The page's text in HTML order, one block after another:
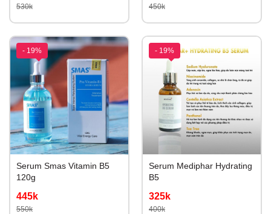
530k 450k
- 19%
Serum Smas Vitamin B5
120g
445k
550k
- 19%
Serum Mediphar Hydrating
B5
325k
400k